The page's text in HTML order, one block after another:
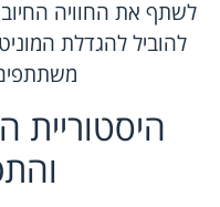
לשתף את החוויה
להוביל להגדלת
היסטוריית